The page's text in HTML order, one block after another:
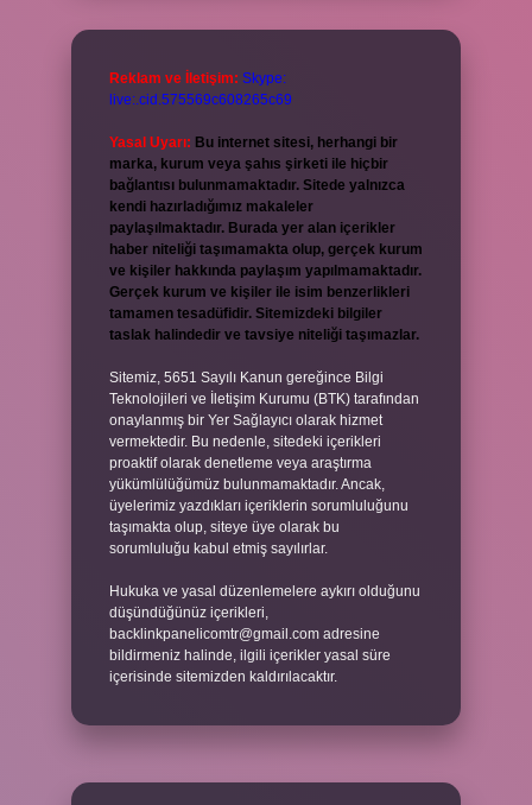
Reklam ve İletişim: Skype:
live:.cid.575569c608265c69
Yasal Uyarı: Bu internet sitesi, herhangi bir
marka, kurum veya şahıs şirketi ile hiçbir
bağlantısı bulunmamaktadır. Sitede yalnızca
kendi hazırladığımız makaleler
paylaşılmaktadır. Burada yer alan içerikler
haber niteliği taşımamakta olup, gerçek kurum
ve kişiler hakkında paylaşım yapılmamaktadır.
Gerçek kurum ve kişiler ile isim benzerlikleri
tamamen tesadüfidir. Sitemizdeki bilgiler
taslak halindedir ve tavsiye niteliği taşımazlar.
Sitemiz, 5651 Sayılı Kanun gereğince Bilgi
Teknolojileri ve İletişim Kurumu (BTK) tarafından
onaylanmış bir Yer Sağlayıcı olarak hizmet
vermektedir. Bu nedenle, sitedeki içerikleri
proaktif olarak denetleme veya araştırma
yükümlülüğümüz bulunmamaktadır. Ancak,
üyelerimiz yazdıkları içeriklerin sorumluluğunu
taşımakta olup, siteye üye olarak bu
sorumluluğu kabul etmiş sayılırlar.
Hukuka ve yasal düzenlemelere aykırı olduğunu
düşündüğünüz içerikleri,
backlinkpanelicomtr@gmail.com adresine
bildirmeniz halinde, ilgili içerikler yasal süre
içerisinde sitemizden kaldırılacaktır.